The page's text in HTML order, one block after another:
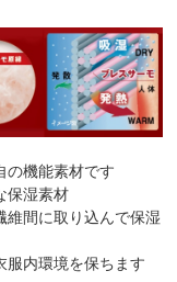
の機能素材です
保湿素材
維間に取り込んで保湿
服内環境を保ちます